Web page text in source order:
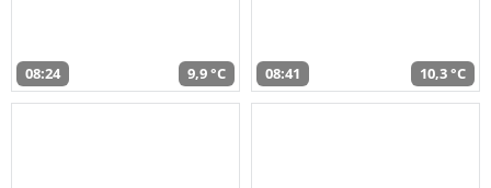
08:24 9,9 °C 08:41 10,3 °C